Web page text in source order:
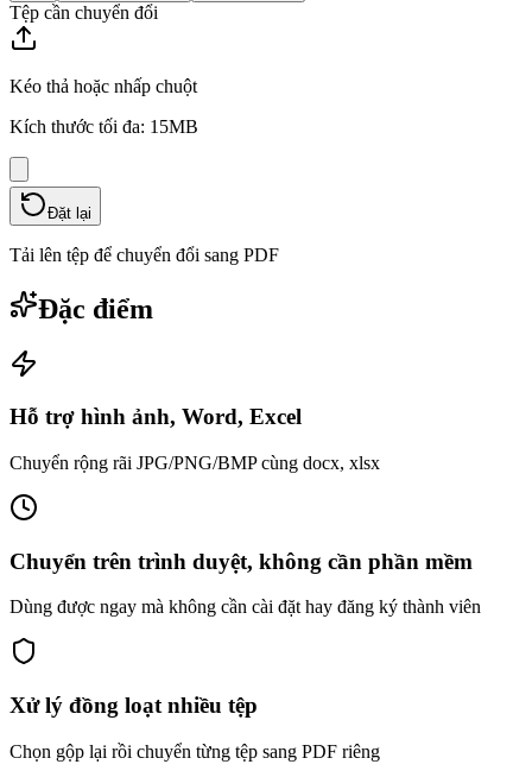
Tệp cần chuyển đổi
Kéo thả hoặc nhấp chuột
Kích thước tối đa: 15MB
Đặt lại
Tải lên tệp để chuyển đổi sang PDF
Đặc điểm
Hỗ trợ hình ảnh, Word, Excel
Chuyển rộng rãi JPG/PNG/BMP cùng docx, xlsx
Chuyển trên trình duyệt, không cần phần mềm
Dùng được ngay mà không cần cài đặt hay đăng ký thành viên
Xử lý đồng loạt nhiều tệp
Chọn gộp lại rồi chuyển từng tệp sang PDF riêng